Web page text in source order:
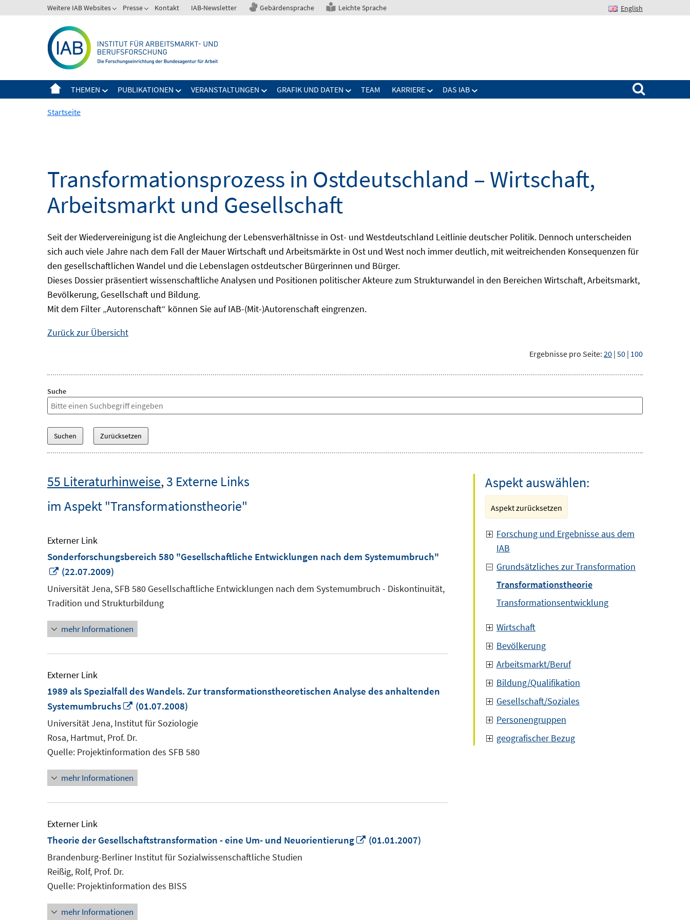
zum
Weitere IAB Websites Presse Kontakt IAB-Newsletter Gebärdensprache Leichte Sprache English
THEMEN PUBLIKATIONEN VERANSTALTUNGEN GRAFIK UND DATEN TEAM KARRIERE DAS IAB
Suchen nach:
Startseite
Transformationsprozess in Ostdeutschland – Wirtschaft,
Arbeitsmarkt und Gesellschaft
Seit der Wiedervereinigung ist die Angleichung der Lebensverhältnisse in Ost- und Westdeutschland Leitlinie deutscher Politik. Dennoch unterscheiden
sich auch viele Jahre nach dem Fall der Mauer Wirtschaft und Arbeitsmärkte in Ost und West noch immer deutlich, mit weitreichenden Konsequenzen für
den gesellschaftlichen Wandel und die Lebenslagen ostdeutscher Bürgerinnen und Bürger.
Dieses Dossier präsentiert wissenschaftliche Analysen und Positionen politischer Akteure zum Strukturwandel in den Bereichen Wirtschaft, Arbeitsmarkt,
Bevölkerung, Gesellschaft und Bildung.
Mit dem Filter „Autorenschaft“ können Sie auf IAB-(Mit-)Autorenschaft eingrenzen.
Zurück zur Übersicht
Ergebnisse pro Seite: 20 | 50 | 100
Suche
55 Literaturhinweise,3 Externe Links
im Aspekt "Transformationstheorie"
Externer Link
Sonderforschungsbereich 580 "Gesellschaftliche Entwicklungen nach dem Systemumbruch"
In
neuem
Fenster
(22.07.2009)
Universität Jena, SFB 580 Gesellschaftliche Entwicklungen nach dem Systemumbruch - Diskontinuität,
Tradition und Strukturbildung
mehr Informationen
Externer Link
1989 als Spezialfall des Wandels. Zur transformationstheoretischen Analyse des anhaltenden
Systemumbruchs
In
neuem
Fenster
öffnen
(01.07.2008)
Universität Jena, Institut für Soziologie
Rosa, Hartmut, Prof. Dr.
Quelle: Projektinformation des SFB 580
mehr Informationen
Externer Link
Theorie der Gesellschaftstransformation - eine Um- und Neuorientierung
In
(01.01.2007)
Brandenburg-Berliner Institut für Sozialwissenschaftliche Studien
Reißig, Rolf, Prof. Dr.
Quelle: Projektinformation des BISS
mehr Informationen
Aspekt auswählen:
Aspekt zurücksetzen
Forschung und Ergebnisse aus dem
IAB
Grundsätzliches zur Transformation
Transformationstheorie
Transformationsentwicklung
Wirtschaft
Bevölkerung
Arbeitsmarkt/Beruf
Bildung/Qualifikation
Gesellschaft/Soziales
Personengruppen
geografischer Bezug